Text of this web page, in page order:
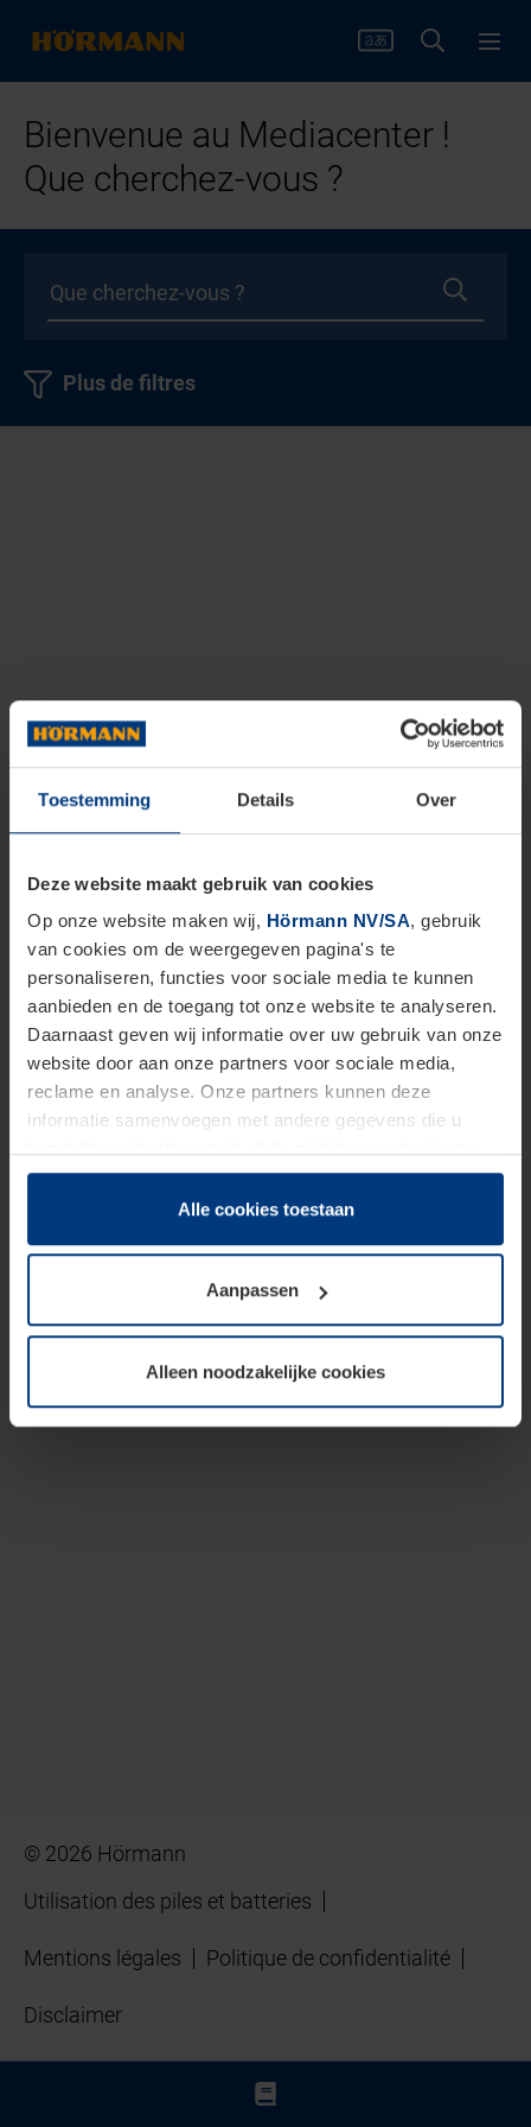
Toestemming Details Over
Deze website maakt gebruik van cookies
Op onze website maken wij, Hörmann NV/SA, gebruik
van cookies om de weergegeven pagina's te
personaliseren, functies voor sociale media te kunnen
aanbieden en de toegang tot onze website te analyseren.
Daarnaast geven wij informatie over uw gebruik van onze
website door aan onze partners voor sociale media,
reclame en analyse. Onze partners kunnen deze
informatie samenvoegen met andere gegevens die u
hun diensten hebben verzameld.
Juridisch hebben wij het recht om cookies op uw
van deze pagina's absoluut vereist is. Voor alle andere
soorten cookies is uw toestemming benodigd. Uw
toestemming kunt u op elk moment bij de uitleg van de
wijzigen of herroepen.
Alle cookies toestaan
Aanpassen
Alleen noodzakelijke cookies
Bienvenue au Mediacenter !
Que cherchez-vous ?
Plus de filtres
© 2026 Hörmann
Utilisation des piles et batteries
Mentions légales Politique de confidentialité
Disclaimer